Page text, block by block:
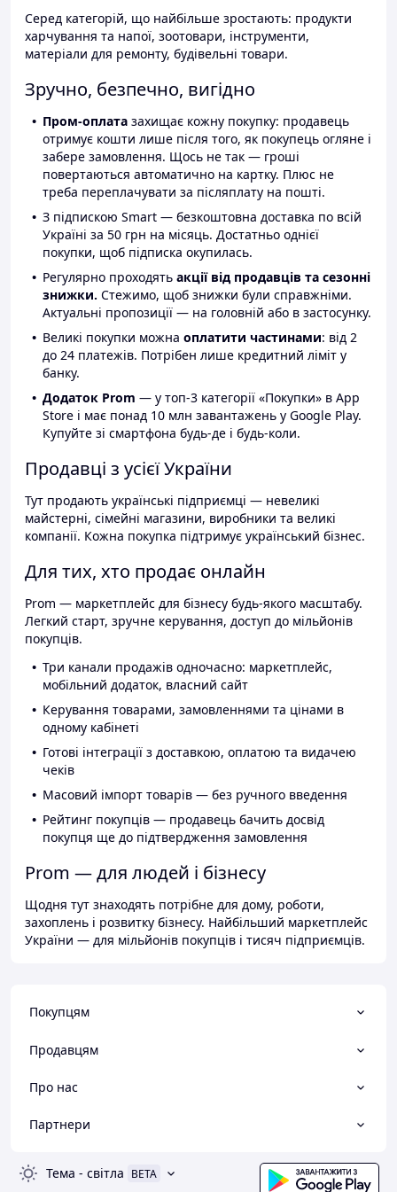
Серед категорій, що найбільше зростають: продукти
харчування та напої, зоотовари, інструменти,
матеріали для ремонту, будівельні товари.
Зручно, безпечно, вигідно
Пром-оплата захищає кожну покупку: продавець
отримує кошти лише після того, як покупець огляне і
забере замовлення. Щось не так — гроші
повертаються автоматично на картку. Плюс не
треба переплачувати за післяплату на пошті.
З підпискою Smart — безкоштовна доставка по всій
Україні за 50 грн на місяць. Достатньо однієї
покупки, щоб підписка окупилась.
Регулярно проходять акції від продавців та сезонні
знижки. Стежимо, щоб знижки були справжніми.
Актуальні пропозиції — на головній або в застосунку.
Великі покупки можна оплатити частинами: від 2
до 24 платежів. Потрібен лише кредитний ліміт у
банку.
Додаток Prom — у топ-3 категорії «Покупки» в App
Store і має понад 10 млн завантажень у Google Play.
Купуйте зі смартфона будь-де і будь-коли.
Продавці з усієї України
Тут продають українські підприємці — невеликі
майстерні, сімейні магазини, виробники та великі
компанії. Кожна покупка підтримує український бізнес.
Для тих, хто продає онлайн
Prom — маркетплейс для бізнесу будь-якого масштабу.
Легкий старт, зручне керування, доступ до мільйонів
покупців.
Три канали продажів одночасно: маркетплейс,
мобільний додаток, власний сайт
Керування товарами, замовленнями та цінами в
одному кабінеті
Готові інтеграції з доставкою, оплатою та видачею
чеків
Масовий імпорт товарів — без ручного введення
Рейтинг покупців — продавець бачить досвід
покупця ще до підтвердження замовлення
Prom — для людей і бізнесу
Щодня тут знаходять потрібне для дому, роботи,
захоплень і розвитку бізнесу. Найбільший маркетплейс
України — для мільйонів покупців і тисяч підприємців.
Покупцям
Продавцям
Про нас
Партнери
Тема - світла BETA